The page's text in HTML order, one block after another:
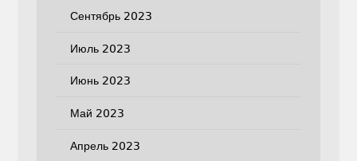
Сентябрь 2023
Июль 2023
Июнь 2023
Май 2023
Апрель 2023